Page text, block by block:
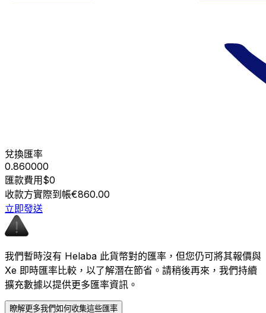
兌換匯率
0.860000
匯款費用$0
收款方實際到帳€860.00
立即發送
我們暫時沒有 Helaba 此貨幣對的匯率，但您仍可將其報價與
Xe 即時匯率比較，以了解潛在節省。請稍後再來，我們持續
擴充數據以提供更多匯率資訊。
瞭解更多我們如何收集這些匯率